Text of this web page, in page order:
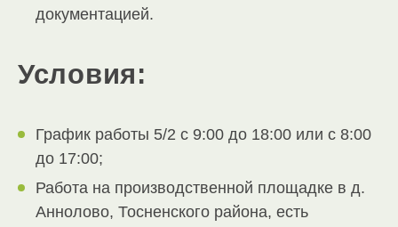
документацией.
Условия:
График работы 5/2 с 9:00 до 18:00 или с 8:00
до 17:00;
Работа на производственной площадке в д.
Аннолово, Тосненского района, есть